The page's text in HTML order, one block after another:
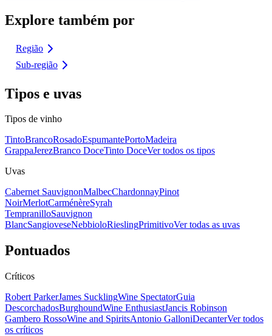
Explore também por
Região
Sub-região
Tipos e uvas
Tipos de vinho
TintoBrancoRosadoEspumantePortoMadeira
GrappaJerezBranco DoceTinto DoceVer todos os tipos
Uvas
Cabernet SauvignonMalbecChardonnayPinot
NoirMerlotCarménèreSyrah
TempranilloSauvignon
BlancSangioveseNebbioloRieslingPrimitivoVer todas as uvas
Pontuados
Críticos
Robert ParkerJames SucklingWine SpectatorGuia
DescorchadosBurghoundWine EnthusiastJancis Robinson
Gambero RossoWine and SpiritsAntonio GalloniDecanterVer todos
os críticos